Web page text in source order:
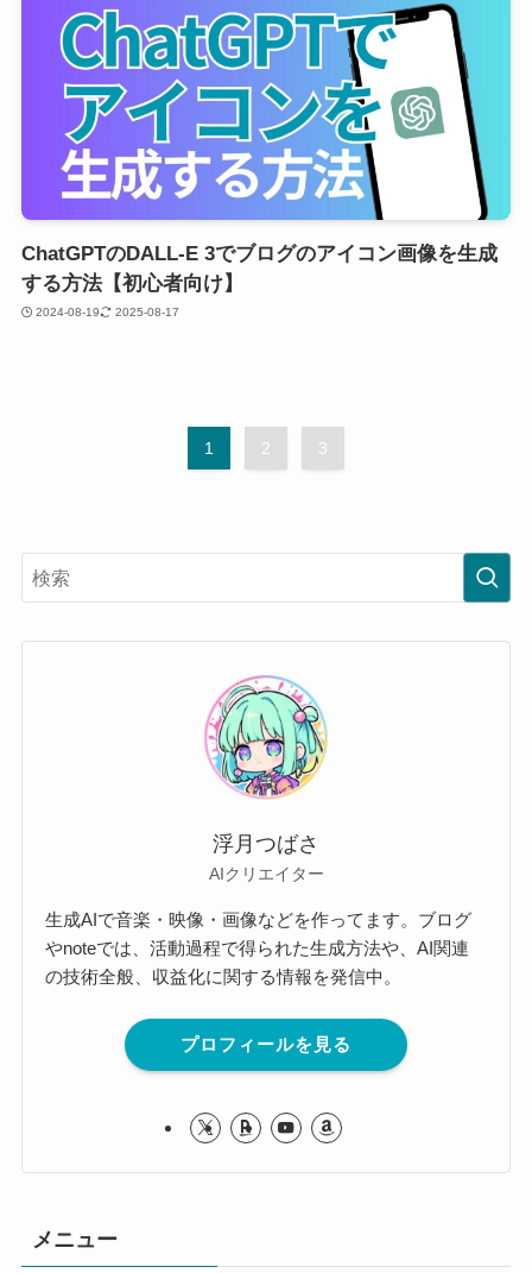
ChatGPTのDALL-E 3でブログのアイコン画像を生成
する方法【初心者向け】
2024-08-19 2025-08-17
1 2 3
浮月つばさ
AIクリエイター
生成AIで音楽・映像・画像などを作ってます。ブログ
やnoteでは、活動過程で得られた生成方法や、AI関連
の技術全般、収益化に関する情報を発信中。
プロフィールを見る
メニュー